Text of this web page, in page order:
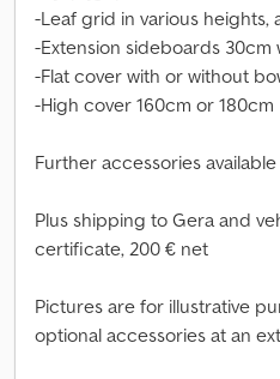
-Leaf grid in various heights,
-Extension sideboards
-Flat cover with or without
-High cover 160cm or 180cm
Further accessories
Plus shipping to Gera and
certificate, 200 € net
Pictures are for illustrative
optional accessories at an